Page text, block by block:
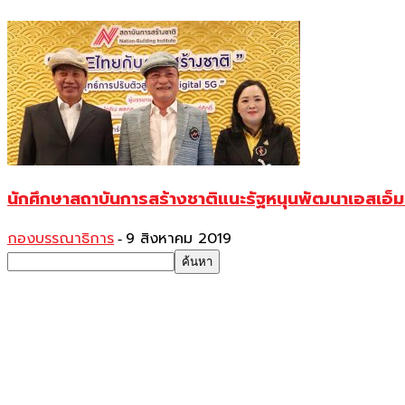
นักศึกษาสถาบันการสร้างชาติแนะรัฐหนุนพัฒนาเอสเอ็
กองบรรณาธิการ - 9 สิงหาคม 2019